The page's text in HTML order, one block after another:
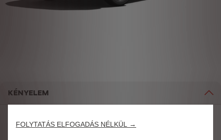
KÉNYELEM
FOLYTATÁS ELFOGADÁS NÉLKÜL →